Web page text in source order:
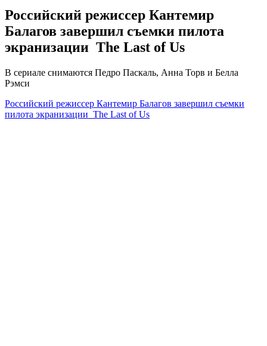
Российский режиссер Кантемир
Балагов завершил съемки пилота
экранизации The Last of Us
В сериале снимаются Педро Паскаль, Анна Торв и Белла
Рэмси
Российский режиссер Кантемир Балагов завершил съемки
пилота экранизации The Last of Us